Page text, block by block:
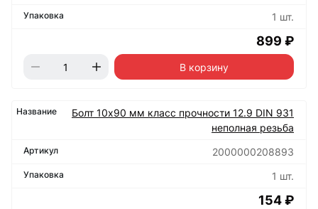
1 шт.
899 ₽
В корзину
Болт 10х90 мм класс прочности 12.9 DIN 931
неполная резьба
2000000208893
1 шт.
154 ₽